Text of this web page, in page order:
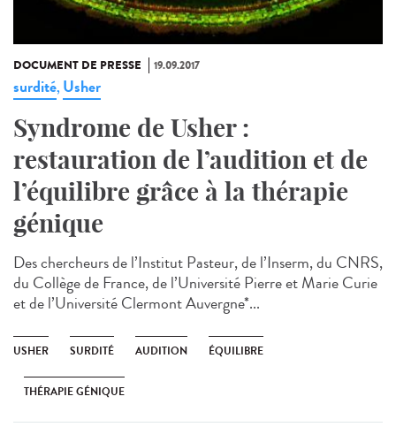
DOCUMENT DE PRESSE 19.09.2017
surdité, Usher
Syndrome de Usher :
restauration de l’audition et de
l’équilibre grâce à la thérapie
génique
Des chercheurs de l’Institut Pasteur, de l’Inserm, du CNRS,
du Collège de France, de l’Université Pierre et Marie Curie
et de l’Université Clermont Auvergne*...
USHER SURDITÉ AUDITION ÉQUILIBRE
THÉRAPIE GÉNIQUE